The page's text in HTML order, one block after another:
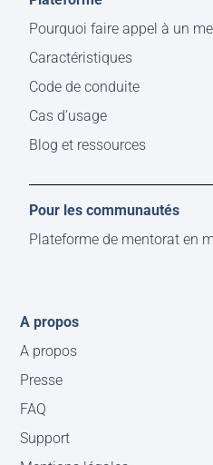
Pourquoi faire appel à un
Caractéristiques
Code de conduite
Cas d’usage
Blog et ressources
Pour les communautés
Plateforme de mentorat en
A propos
A propos
Presse
FAQ
Support